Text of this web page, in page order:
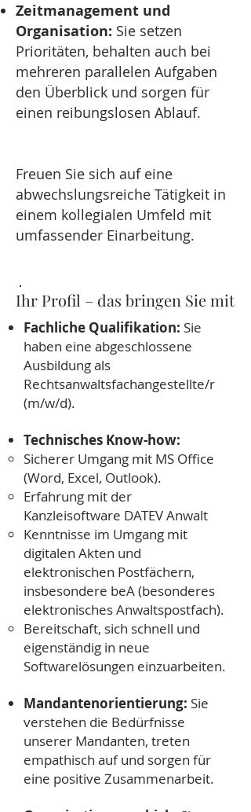
Zeitmanagement und
Organisation: Sie setzen
Prioritäten, behalten auch bei
mehreren parallelen Aufgaben
den Überblick und sorgen für
einen reibungslosen Ablauf.
Freuen Sie sich auf eine
abwechslungsreiche Tätigkeit in
einem kollegialen Umfeld mit
umfassender Einarbeitung.
Ihr Profil – das bringen Sie mit
Fachliche Qualifikation: Sie
haben eine abgeschlossene
Ausbildung als
Rechtsanwaltsfachangestellte/r
(m/w/d).
Technisches Know-how:
Sicherer Umgang mit MS Office
(Word, Excel, Outlook).
Erfahrung mit der
Kanzleisoftware DATEV Anwalt
Kenntnisse im Umgang mit
digitalen Akten und
elektronischen Postfächern,
insbesondere beA (besonderes
elektronisches Anwaltspostfach).
Bereitschaft, sich schnell und
eigenständig in neue
Softwarelösungen einzuarbeiten.
Mandantenorientierung: Sie
verstehen die Bedürfnisse
unserer Mandanten, treten
empathisch auf und sorgen für
eine positive Zusammenarbeit.